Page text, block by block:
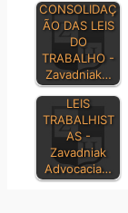
CONSOLIDAÇ
ÃO DAS LEIS
DO
TRABALHO -
Zavadniak…
PRINCIPAIS
LEIS
TRABALHIST
AS -
Zavadniak
Advocacia…